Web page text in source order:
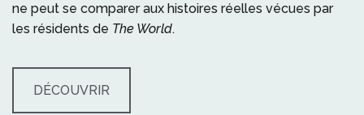
ne peut se comparer aux histoires réelles vécues par
les résidents de The World.
DÉCOUVRIR